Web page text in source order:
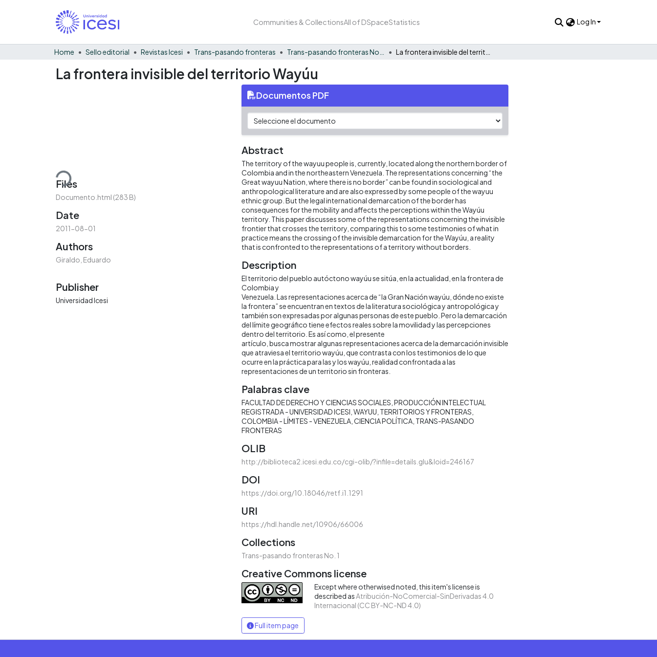
Communities & CollectionsAll of DSpaceStatistics Log In
Home Sello editorial Revistas Icesi Trans-pasando fronteras
La frontera invisible del territorio Wayúu
Loading...
Files
Documento.html (283 B)
Date
2011-08-01
Authors
Giraldo, Eduardo
Publisher
Universidad Icesi
Documentos PDF
Abstract
The territory of the wayuu people is, currently, located along the northern border of
Colombia and in the northeastern Venezuela. The representations concerning “the
Great wayuu Nation, where there is no border” can be found in sociological and
anthropological literature and are also expressed by some people of the wayuu
ethnic group. But the legal international demarcation of the border has
consequences for the mobility and affects the perceptions within the Wayúu
territory. This paper discusses some of the representations concerning the invisible
frontier that crosses the territory, comparing this to some testimonies of what in
practice means the crossing of the invisible demarcation for the Wayúu, a reality
that is confronted to the representations of a territory without borders.
Description
El territorio del pueblo autóctono wayúu se sitúa, en la actualidad, en la frontera de
Colombia y
Venezuela. Las representaciones acerca de “la Gran Nación wayúu, dónde no existe
la frontera” se encuentran en textos de la literatura sociológica y antropológica y
también son expresadas por algunas personas de este pueblo. Pero la demarcación
del límite geográfico tiene efectos reales sobre la movilidad y las percepciones
dentro del territorio. Es así como, el presente
artículo, busca mostrar algunas representaciones acerca de la demarcación invisible
que atraviesa el territorio wayúu, que contrasta con los testimonios de lo que
ocurre en la práctica para las y los wayúu, realidad confrontada a las
representaciones de un territorio sin fronteras.
Palabras clave
FACULTAD DE DERECHO Y CIENCIAS SOCIALES PRODUCCIÓN INTELECTUAL
REGISTRADA - UNIVERSIDAD ICESI WAYUU TERRITORIOS Y FRONTERAS
COLOMBIA - LÍMITES - VENEZUELA CIENCIA POLÍTICA TRANS-PASANDO
FRONTERAS
OLIB
http://biblioteca2.icesi.edu.co/cgi-olib/?infile=details.glu&loid=246167
DOI
https://doi.org/10.18046/retf.i1.1291
URI
https://hdl.handle.net/10906/66006
Collections
Trans-pasando fronteras No. 1
Creative Commons license
Except where otherwised noted, this item's license is
described as Atribución-NoComercial-SinDerivadas 4.0
Internacional (CC BY-NC-ND 4.0)
Full item page